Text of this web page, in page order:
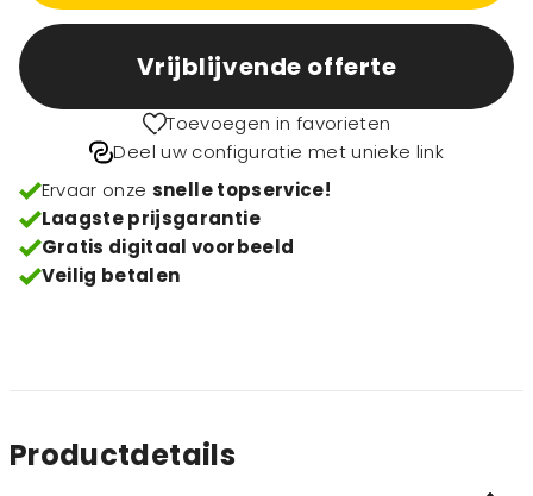
Vrijblijvende offerte
Toevoegen in favorieten
Deel uw configuratie met unieke link
Ervaar onze snelle topservice!
Laagste prijsgarantie
Gratis digitaal voorbeeld
Veilig betalen
Productdetails